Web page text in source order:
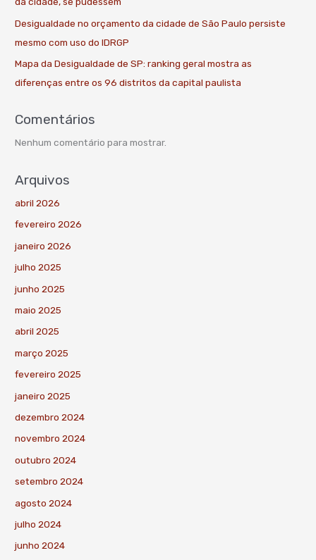
Desigualdade no orçamento da cidade de São Paulo persiste
mesmo com uso do IDRGP
Mapa da Desigualdade de SP: ranking geral mostra as
diferenças entre os 96 distritos da capital paulista
Comentários
Nenhum comentário para mostrar.
Arquivos
abril 2026
fevereiro 2026
janeiro 2026
julho 2025
junho 2025
maio 2025
abril 2025
março 2025
fevereiro 2025
janeiro 2025
dezembro 2024
novembro 2024
outubro 2024
setembro 2024
agosto 2024
julho 2024
junho 2024